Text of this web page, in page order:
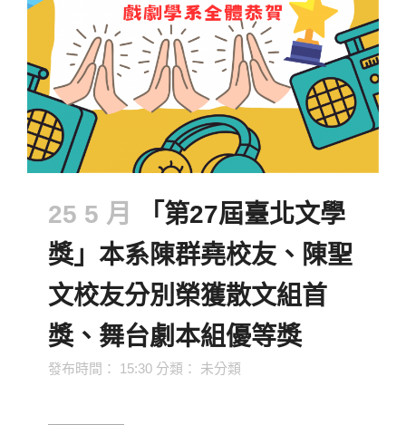
25 5 月
「第27屆臺北文學
獎」本系陳群堯校友、陳聖
文校友分別榮獲散文組首
獎、舞台劇本組優等獎
發布時間： 15:30 分類： 未分類